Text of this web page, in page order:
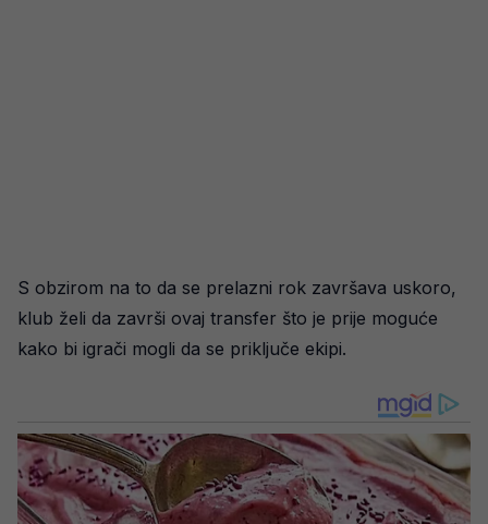
S obzirom na to da se prelazni rok završava uskoro,
klub želi da završi ovaj transfer što je prije moguće
kako bi igrači mogli da se priključe ekipi.